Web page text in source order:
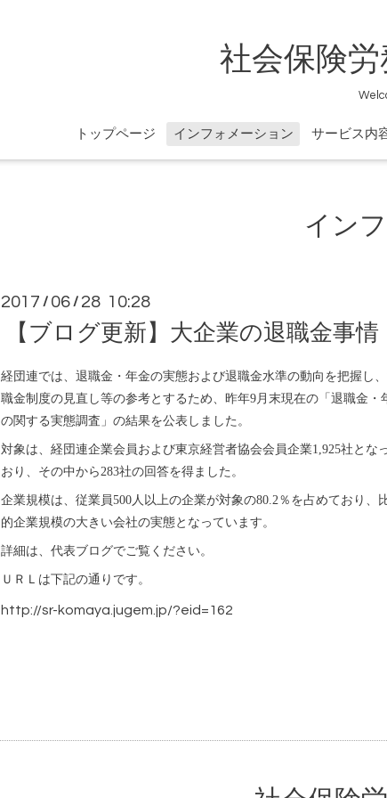
社会保険
トップページ インフォメーション サービス内
イン
2017 / 06 / 28 10:28
【ブログ更新】大企業の退職金事情
経団連では、退職金・年金の実態および退職金水準の動向を把握し
職金制度の見直し等の参考とするため、昨年9月末現在の「退職金・
の関する実態調査」の結果を公表しました。
対象は、経団連企業会員および東京経営者協会会員企業1,925社とな
おり、その中から283社の回答を得ました。
企業規模は、従業員500人以上の企業が対象の80.2％を占めており、
的企業規模の大きい会社の実態となっています。
詳細は、代表ブログでご覧ください。
ＵＲＬは下記の通りです。
http://sr-komaya.jugem.jp/?eid=162